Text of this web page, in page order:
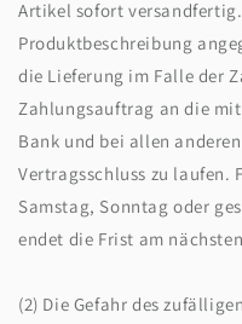
Artikel sofort
Produktbeschreibung
die Lieferung im Falle der
Zahlungsauftrag an die
Bank und bei allen
Vertragsschluss zu laufen.
Samstag, Sonntag oder
endet die Frist am
(2) Die Gefahr des